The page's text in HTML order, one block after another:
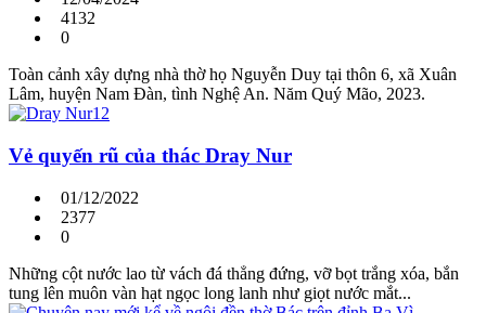
4132
0
Toàn cảnh xây dựng nhà thờ họ Nguyễn Duy tại thôn 6, xã Xuân
Lâm, huyện Nam Đàn, tình Nghệ An. Năm Quý Mão, 2023.
Vẻ quyến rũ của thác Dray Nur
01/12/2022
2377
0
Những cột nước lao từ vách đá thẳng đứng, vỡ bọt trắng xóa, bắn
tung lên muôn vàn hạt ngọc long lanh như giọt nước mắt...